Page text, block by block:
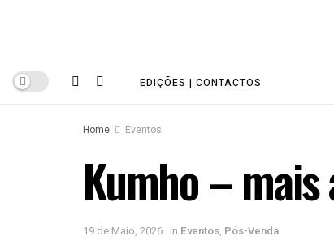
EDIÇÕES | CONTACTOS
Home Eventos
Kumho – mais
19 de Maio, 2026 in Eventos, Pós-Venda